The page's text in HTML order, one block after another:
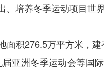
培养冬季运动项目世
面积276.5万平方米，
亚洲冬季运动会等国